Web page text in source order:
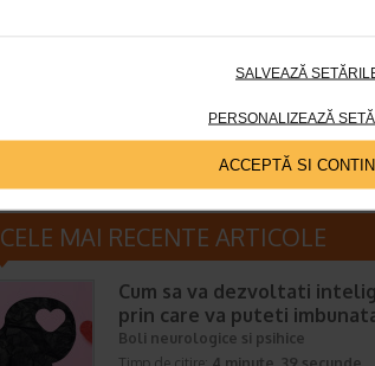
SALVEAZĂ
PERSONALIZEAZĂ
ACCEPTĂ SI
Gerovital H3 Evolution de la
CELE MAI RECENTE ARTICOLE
Cum sa va dezvoltati
prin care va puteti
Boli neurologice si psihice